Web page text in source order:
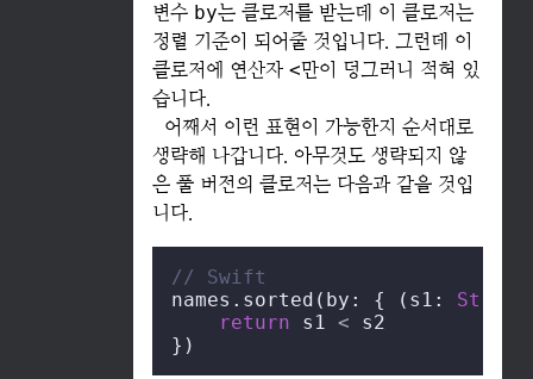
변수 by는 클로저를 받는데 이 클로저는
정렬 기준이 되어줄 것입니다. 그런데 이
클로저에 연산자 <만이 덩그러니 적혀 있
습니다.
어째서 이런 표현이 가능한지 순서대로
생략해 나갑니다. 아무것도 생략되지 않
은 풀 버전의 클로저는 다음과 같을 것입
니다.
// Swift
names.sorted(by: { (s1: String
return s1 < s2
})